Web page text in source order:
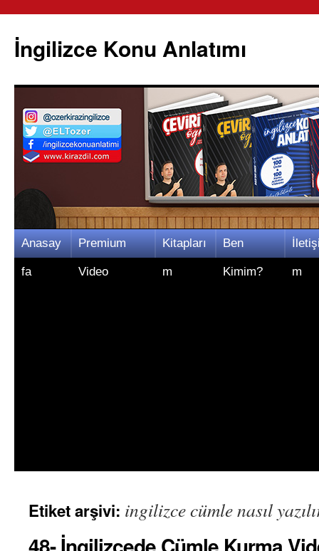
İngilizce Konu Anlatımı
İçeriğe
atla
Anasay
fa
Premium
Video
Kitapları
m
Ben
Kimim? m
Etiket arşivi: ingilizce cümle nasıl